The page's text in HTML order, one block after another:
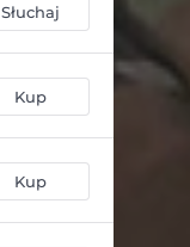
Słuchaj
Kup
Kup